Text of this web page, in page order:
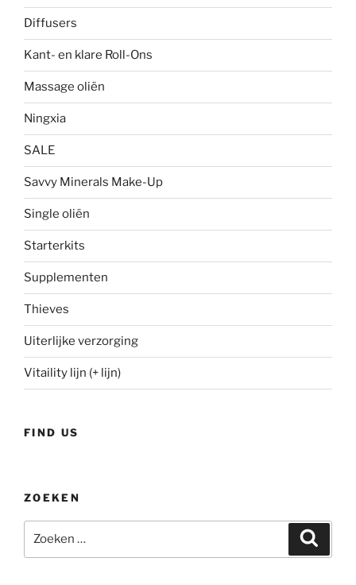
Diffusers
Kant- en klare Roll-Ons
Massage oliën
Ningxia
SALE
Savvy Minerals Make-Up
Single oliën
Starterkits
Supplementen
Thieves
Uiterlijke verzorging
Vitaility lijn (+ lijn)
FIND US
ZOEKEN
naar: